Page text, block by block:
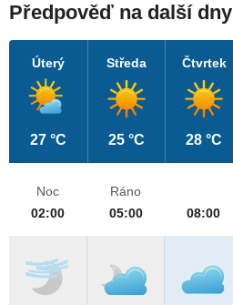
Předpověď na další dny
Úterý
27 °C
Středa
25 °C
Čtvrtek
28 °C
Noc
02:00
Ráno
05:00
08:00